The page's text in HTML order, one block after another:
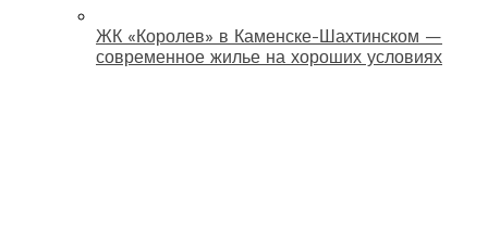
ЖК «Королев» в Каменске-Шахтинском —
современное жилье на хороших условиях